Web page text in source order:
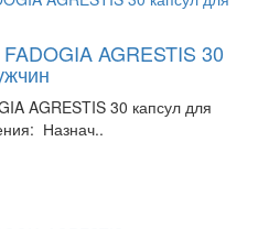
AGRESTIS 30
AGRESTIS 30 капсул для
Назнач..